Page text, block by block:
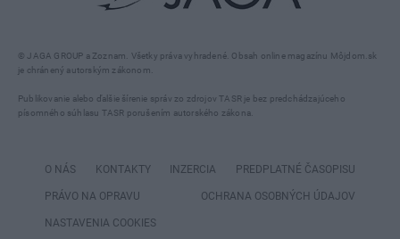
© JAGA GROUP a Zoznam. Všetky práva vyhradené. Obsah online magazínu Môjdom.sk
je chránený autorským zákonom.
Publikovanie alebo ďalšie šírenie správ zo zdrojov TASR je bez predchádzajúceho
písomného súhlasu TASR porušením autorského zákona.
O NÁS KONTAKTY INZERCIA PREDPLATNÉ ČASOPISU
PRÁVO NA OPRAVU OCHRANA OSOBNÝCH ÚDAJOV
NASTAVENIA COOKIES